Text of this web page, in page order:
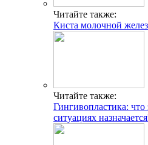
Читайте также:
Киста молочной
Читайте также:
Гингивопластика: что
ситуациях